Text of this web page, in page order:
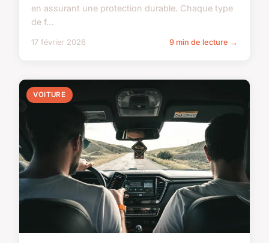
en assurant une protection durable. Chaque type
de f...
17 février 2026 9 min de lecture →
VOITURE